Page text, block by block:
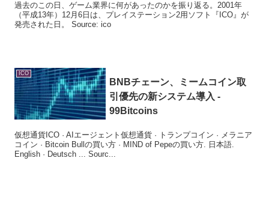
過去のこの日、ゲーム業界に何があったのかを振り返る。2001年
（平成13年）12月6日は、プレイステーション2用ソフト『ICO』が
発売された日。 Source: ico
ICO
BNBチェーン、ミームコイン取
引優先の新システム導入 -
99Bitcoins
仮想通貨ICO · AIエージェント仮想通貨 · トランプコイン · メラニア
コイン · Bitcoin Bullの買い方 · MIND of Pepeの買い方. 日本語.
English · Deutsch ... Sourc...